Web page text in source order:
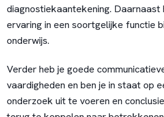
diagnostiekaantekening. Daarnaast
ervaring in een soortgelijke functie
onderwijs.
Verder heb je goede
vaardigheden en ben je in staat op
onderzoek uit te voeren en